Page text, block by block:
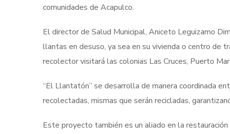
comunidades de Acapulco.
El director de Salud Municipal, Aniceto Leguizamo
llantas en desuso, ya sea en su vivienda o centro de
recolector visitará las colonias Las Cruces, Puerto
“El Llantatón” se desarrolla de manera coordinada
recolectadas, mismas que serán recicladas,
Este proyecto también es un aliado en la